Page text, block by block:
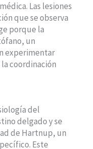
Las lesiones
que se observa
porque la
un
experimentar
coordinación
del
delgado y se
de Hartnup, un
Este